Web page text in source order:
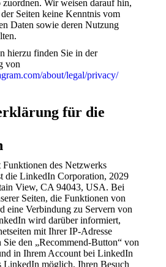
Wir weisen darauf hin,
Seiten keine Kenntnis vom
Daten sowie deren Nutzung
hierzu finden Sie in der
von
about/legal/privacy/
für die
Funktionen des Netzwerks
die LinkedIn Corporation, 2029
View, CA 94043, USA. Bei
Seiten, die Funktionen von
eine Verbindung zu Servern von
wird darüber informiert,
mit Ihrer IP-Adresse
Sie den „Recommend-Button“ von
in Ihrem Account bei LinkedIn
LinkedIn möglich, Ihren Besuch